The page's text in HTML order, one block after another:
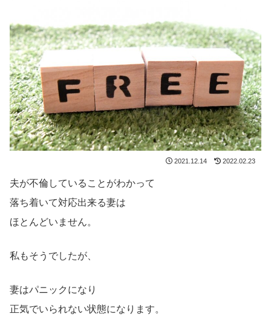
2021.12.14 2022.02.23
夫が不倫していることがわかって
落ち着いて対応出来る妻は
ほとんどいません。
私もそうでしたが、
妻はパニックになり
正気でいられない状態になります。